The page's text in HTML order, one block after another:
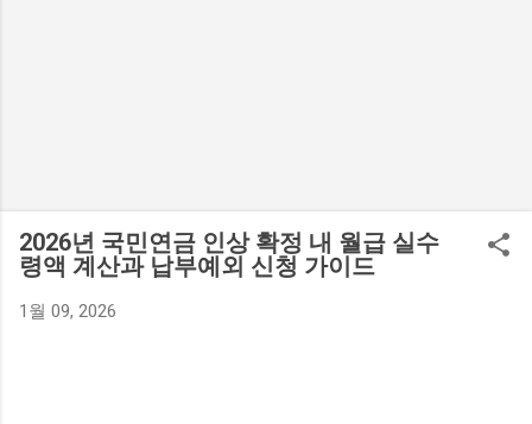
2026년 국민연금 인상 확정 내 월급 실수
령액 계산과 납부예외 신청 가이드
1월 09, 2026